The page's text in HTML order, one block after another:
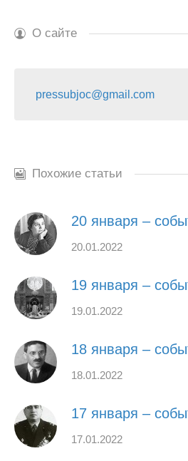
О сайте
pressubjoc@gmail.com
Похожие статьи
20 января –
20.01.2022
19 января –
19.01.2022
18 января –
18.01.2022
17 января –
17.01.2022